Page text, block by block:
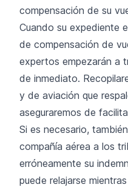
compensación de su
Cuando su expediente
de compensación de
expertos empezarán a
de inmediato.
y de aviación que
aseguraremos de
Si es necesario,
compañía aérea a los
erróneamente su
puede relajarse